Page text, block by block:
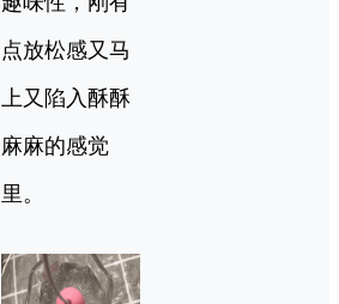
点放松感又马
上又陷入酥酥
麻麻的感觉
里。